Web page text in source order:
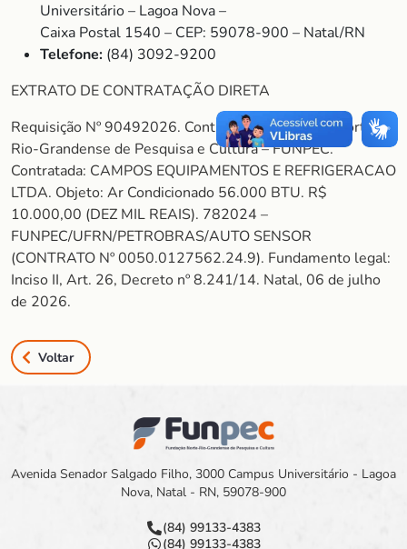
Universitário – Lagoa Nova –
Caixa Postal 1540 – CEP: 59078-900 – Natal/RN
Telefone: (84) 3092-9200
EXTRATO DE CONTRATAÇÃO DIRETA
Requisição Nº 90492026. Contratante: Fundação Norte-
Rio-Grandense de Pesquisa e Cultura – FUNPEC.
Contratada: CAMPOS EQUIPAMENTOS E REFRIGERACAO
LTDA. Objeto: Ar Condicionado 56.000 BTU. R$
10.000,00 (DEZ MIL REAIS). 782024 –
FUNPEC/UFRN/PETROBRAS/AUTO SENSOR
(CONTRATO Nº 0050.0127562.24.9). Fundamento legal:
Inciso II, Art. 26, Decreto nº 8.241/14. Natal, 06 de julho
de 2026.
Voltar
Avenida Senador Salgado Filho, 3000 Campus Universitário - Lagoa
Nova, Natal - RN, 59078-900
(84) 99133-4383
(84) 99133-4383